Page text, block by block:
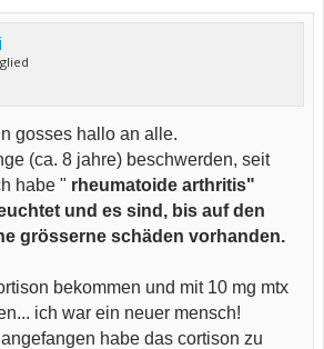
gosses hallo an alle.
(ca. 8 jahre) beschwerden, seit
habe " rheumatoide arthritis"
und es sind, bis auf den
grösserne schäden vorhanden.
bekommen und mit 10 mg mtx
ich war ein neuer mensch!
habe das cortison zu